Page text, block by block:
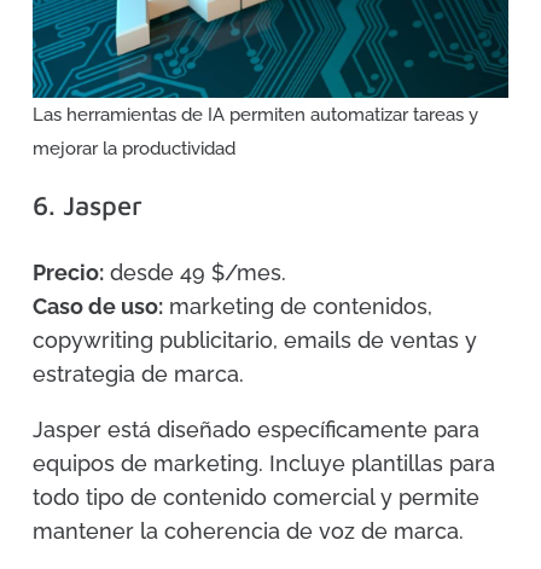
Las herramientas de IA permiten automatizar tareas y
mejorar la productividad
6. Jasper
Precio: desde 49 $/mes.
Caso de uso: marketing de contenidos,
copywriting publicitario, emails de ventas y
estrategia de marca.
Jasper está diseñado específicamente para
equipos de marketing. Incluye plantillas para
todo tipo de contenido comercial y permite
mantener la coherencia de voz de marca.